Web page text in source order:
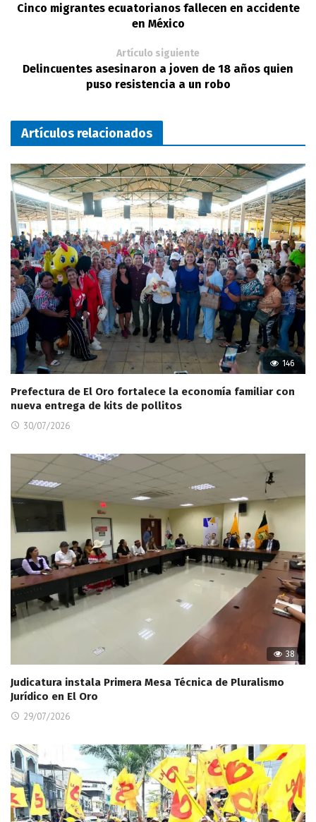
Cinco migrantes ecuatorianos fallecen en accidente
en México
Artículo siguiente
Delincuentes asesinaron a joven de 18 años quien
puso resistencia a un robo
Artículos relacionados
146
Prefectura de El Oro fortalece la economía familiar con
nueva entrega de kits de pollitos
30/07/2026
38
Judicatura instala Primera Mesa Técnica de Pluralismo
Jurídico en El Oro
29/07/2026